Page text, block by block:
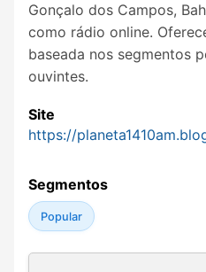
Gonçalo dos Campos,
como rádio online.
baseada nos segmentos
ouvintes.
Site
https://
Segmentos
Popular